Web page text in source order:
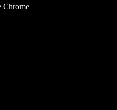
Chrome